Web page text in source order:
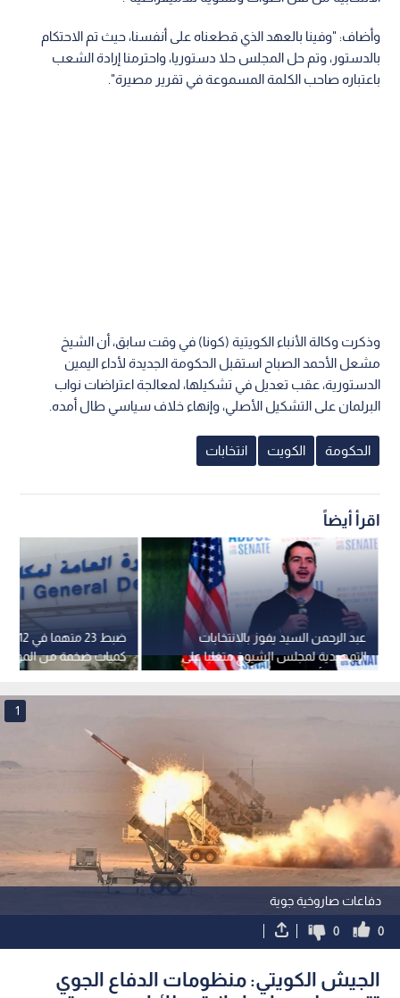
وأضاف: "وفينا بالعهد الذي قطعناه على أنفسنا، حيث تم الاحتكام
بالدستور، وتم حل المجلس حلا دستوريا، واحترمنا إرادة الشعب
باعتباره صاحب الكلمة المسموعة في تقرير مصيرة".
وذكرت وكالة الأنباء الكويتية (كونا) في وقت سابق، أن الشيخ
مشعل الأحمد الصباح استقبل الحكومة الجديدة لأداء اليمين
الدستورية، عقب تعديل في تشكيلها، لمعالجة اعتراضات نواب
البرلمان على التشكيل الأصلي، وإنهاء خلاف سياسي طال أمده.
الحكومة الكويت انتخابات
اقرأ أيضاً
كميات ضخمة من المواد
الكويت
عبد الرحمن السيد يفوز بالانتخابات
التمهيدية لمجلس الشيوخ متغلبا على
مرشحة "أيباك"
دفاعات صاروخية جوية
1
0
0
الجيش الكويتي: منظومات الدفاع الجوي